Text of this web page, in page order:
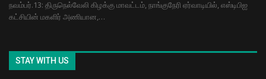
நவம்பர்.13: திருநெல்வேலி கிழக்கு மாவட்டம், நாங்குநேரி ஏர்வாடியில், எஸ்டிபிஐ
கட்சியின் மகளிர் அணியான,…
STAY WITH US